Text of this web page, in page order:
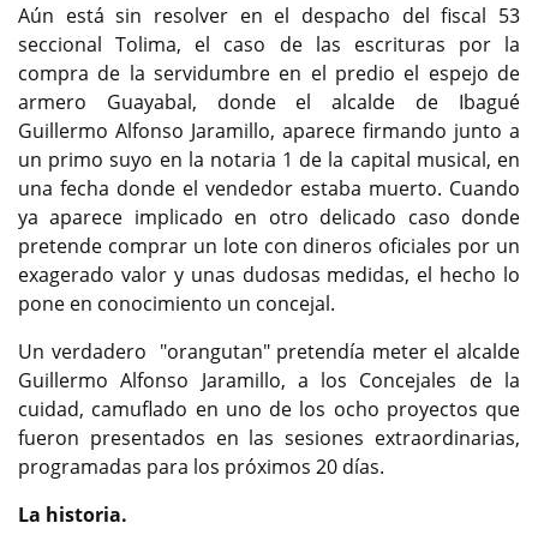
Aún está sin resolver en el despacho del fiscal 53
seccional Tolima, el caso de las escrituras por la
compra de la servidumbre en el predio el espejo de
armero Guayabal, donde el alcalde de Ibagué
Guillermo Alfonso Jaramillo, aparece firmando junto a
un primo suyo en la notaria 1 de la capital musical, en
una fecha donde el vendedor estaba muerto. Cuando
ya aparece implicado en otro delicado caso donde
pretende comprar un lote con dineros oficiales por un
exagerado valor y unas dudosas medidas, el hecho lo
pone en conocimiento un concejal.
Un verdadero "orangutan" pretendía meter el alcalde
Guillermo Alfonso Jaramillo, a los Concejales de la
cuidad, camuflado en uno de los ocho proyectos que
fueron presentados en las sesiones extraordinarias,
programadas para los próximos 20 días.
La historia.